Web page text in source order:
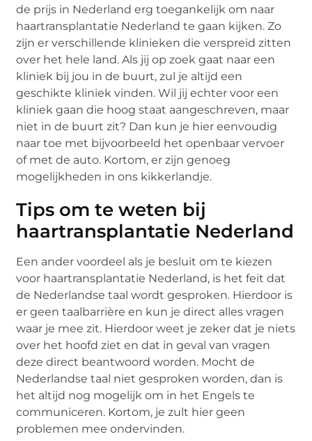
de prijs in Nederland erg toegankelijk om naar
haartransplantatie Nederland te gaan kijken. Zo
zijn er verschillende klinieken die verspreid zitten
over het hele land. Als jij op zoek gaat naar een
kliniek bij jou in de buurt, zul je altijd een
geschikte kliniek vinden. Wil jij echter voor een
kliniek gaan die hoog staat aangeschreven, maar
niet in de buurt zit? Dan kun je hier eenvoudig
naar toe met bijvoorbeeld het openbaar vervoer
of met de auto. Kortom, er zijn genoeg
mogelijkheden in ons kikkerlandje.
Tips om te weten bij
haartransplantatie Nederland
Een ander voordeel als je besluit om te kiezen
voor haartransplantatie Nederland, is het feit dat
de Nederlandse taal wordt gesproken. Hierdoor is
er geen taalbarrière en kun je direct alles vragen
waar je mee zit. Hierdoor weet je zeker dat je niets
over het hoofd ziet en dat in geval van vragen
deze direct beantwoord worden. Mocht de
Nederlandse taal niet gesproken worden, dan is
het altijd nog mogelijk om in het Engels te
communiceren. Kortom, je zult hier geen
problemen mee ondervinden.